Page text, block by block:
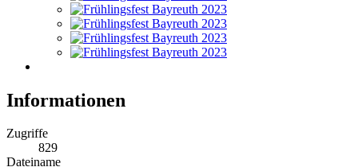
Informationen
Zugriffe
829
Dateiname